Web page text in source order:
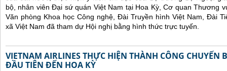
bộ, nhân viên Đại sứ quán Việt Nam tại Hoa Kỳ, Cơ quan Thương
Văn phòng Khoa học Công nghệ, Đài Truyền hình Việt Nam, Đài
xã Việt Nam đã tham dự Hội nghị bằng hình thức trực tuyến.
VIETNAM AIRLINES THỰC HIỆN THÀNH CÔNG CHUYẾN
ĐẦU TIÊN ĐẾN HOA KỲ